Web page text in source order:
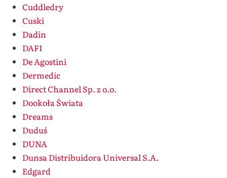
Cuddledry
Cuski
Dadin
DAFI
De Agostini
Dermedic
Direct Channel Sp. z o.o.
Dookoła Świata
Dreams
Duduś
DUNA
Dunsa Distribuidora Universal S.A.
Edgard